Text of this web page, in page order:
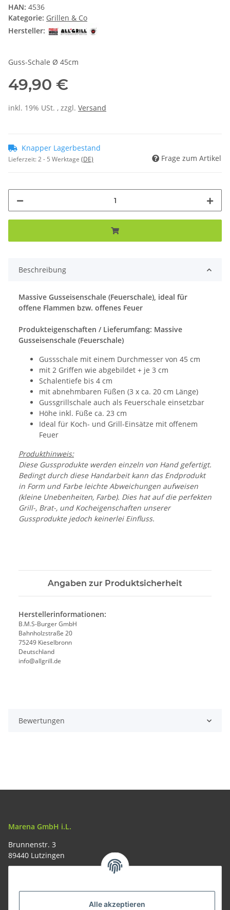
Alle akzeptieren
HAN: 4536
Kategorie: Grillen & Co
Hersteller:
Guss-Schale Ø 45cm
49,90 €
inkl. 19% USt. , zzgl. Versand
Knapper Lagerbestand
Lieferzeit:2 - 5 Werktage (DE) Frage zum Artikel
Beschreibung
Massive Gusseisenschale (Feuerschale), ideal für
offene Flammen bzw. offenes Feuer
Produkteigenschaften / Lieferumfang: Massive
Gusseisenschale (Feuerschale)
Gussschale mit einem Durchmesser von 45 cm
mit 2 Griffen wie abgebildet + je 3 cm
Schalentiefe bis 4 cm
mit abnehmbaren Füßen (3 x ca. 20 cm Länge)
Gussgrillschale auch als Feuerschale einsetzbar
Höhe inkl. Füße ca. 23 cm
Ideal für Koch- und Grill-Einsätze mit offenem
Feuer
Produkthinweis:
Diese Gussprodukte werden einzeln von Hand gefertigt.
Bedingt durch diese Handarbeit kann das Endprodukt
in Form und Farbe leichte Abweichungen aufweisen
(kleine Unebenheiten, Farbe). Dies hat auf die perfekten
Grill-, Brat-, und Kocheigenschaften unserer
Gussprodukte jedoch keinerlei Einfluss.
Angaben zur Produktsicherheit
Herstellerinformationen:
B.M.S-Burger GmbH
Bahnholzstraße 20
75249 Kieselbronn
Deutschland
info@allgrill.de
Bewertungen
Marena GmbH i.L.
Brunnenstr. 3
89440 Lutzingen